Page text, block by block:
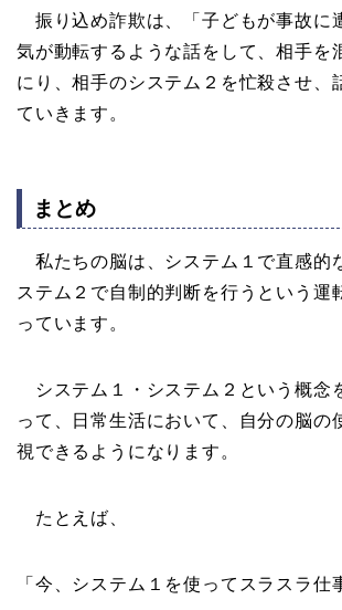
振り込め詐欺は、「子どもが事故に
気が動転するような話をして、相手を
にり、相手のシステム２を忙殺させ、
ていきます。
まとめ
私たちの脳は、システム１で直感的
ステム２で自制的判断を行うという運
っています。
システム１・システム２という概念
って、日常生活において、自分の脳の
視できるようになります。
たとえば、
「今、システム１を使ってスラスラ仕